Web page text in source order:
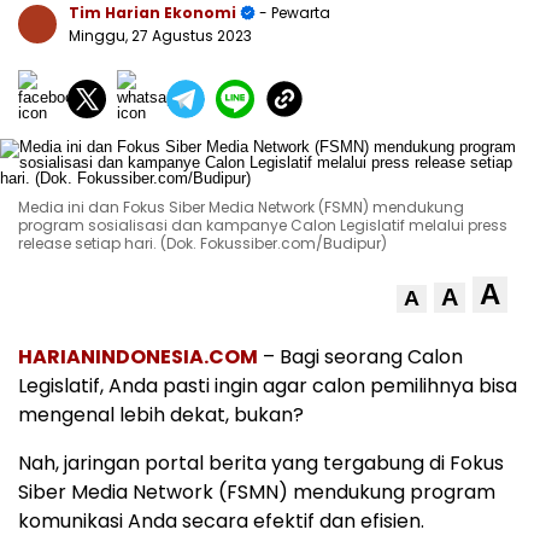
Tim Harian Ekonomi
- Pewarta
Minggu, 27 Agustus 2023
Media ini dan Fokus Siber Media Network (FSMN) mendukung
program sosialisasi dan kampanye Calon Legislatif melalui press
release setiap hari. (Dok. Fokussiber.com/Budipur)
A A A
HARIANINDONESIA.COM – Bagi seorang Calon
Legislatif, Anda pasti ingin agar calon pemilihnya bisa
mengenal lebih dekat, bukan?
Nah, jaringan portal berita yang tergabung di Fokus
Siber Media Network (FSMN) mendukung program
komunikasi Anda secara efektif dan efisien.